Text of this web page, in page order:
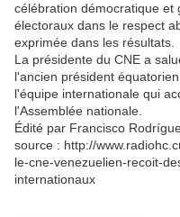
célébration démocratique et
électoraux dans le respect
exprimée dans les résultats.
La présidente du CNE a
l'ancien président
l'équipe internationale qui
l'Assemblée nationale.
Édité par Francisco
source : http://
le-cne-venezuelien-recoit-
internationaux